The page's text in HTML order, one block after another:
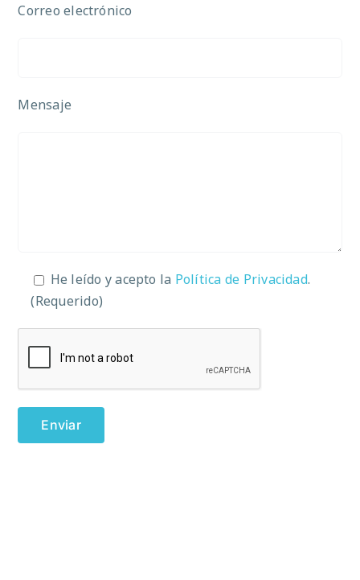
Correo electrónico
Mensaje
He leído y acepto la Política de Privacidad.
(Requerido)